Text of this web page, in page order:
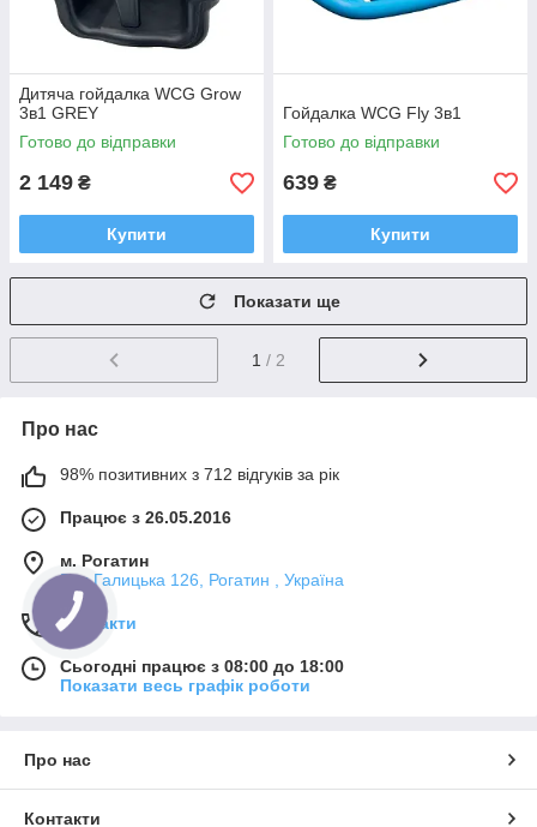
Дитяча гойдалка WCG Grow
3в1 GREY
Готово до відправки
2 149 ₴
Купити
Гойдалка WCG Fly 3в1
Готово до відправки
639 ₴
Купити
Показати ще
1 / 2
Про нас
98% позитивних з 712 відгуків за рік
Працює з 26.05.2016
м. Рогатин
Вул Галицька 126, Рогатин , Україна
Контакти
Сьогодні працює з 08:00 до 18:00
Показати весь графік роботи
Про нас
Контакти